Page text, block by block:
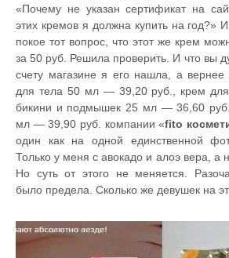
«Почему не указан сертификат на
этих кремов я должна купить на год?»
покое тот вопрос, что этот же крем
за 50 руб. Решила проверить. И что вы
счету магазине я его нашла, а
для тела 50 мл — 39,20 руб., крем для
бикини и подмышек 25 мл — 36,60
мл — 39,90 руб. компании «fito
один как на одной единственной
Только у меня с авокадо и алоэ вера, а
Но суть от этого не меняется.
было предела. Сколько же девушек на